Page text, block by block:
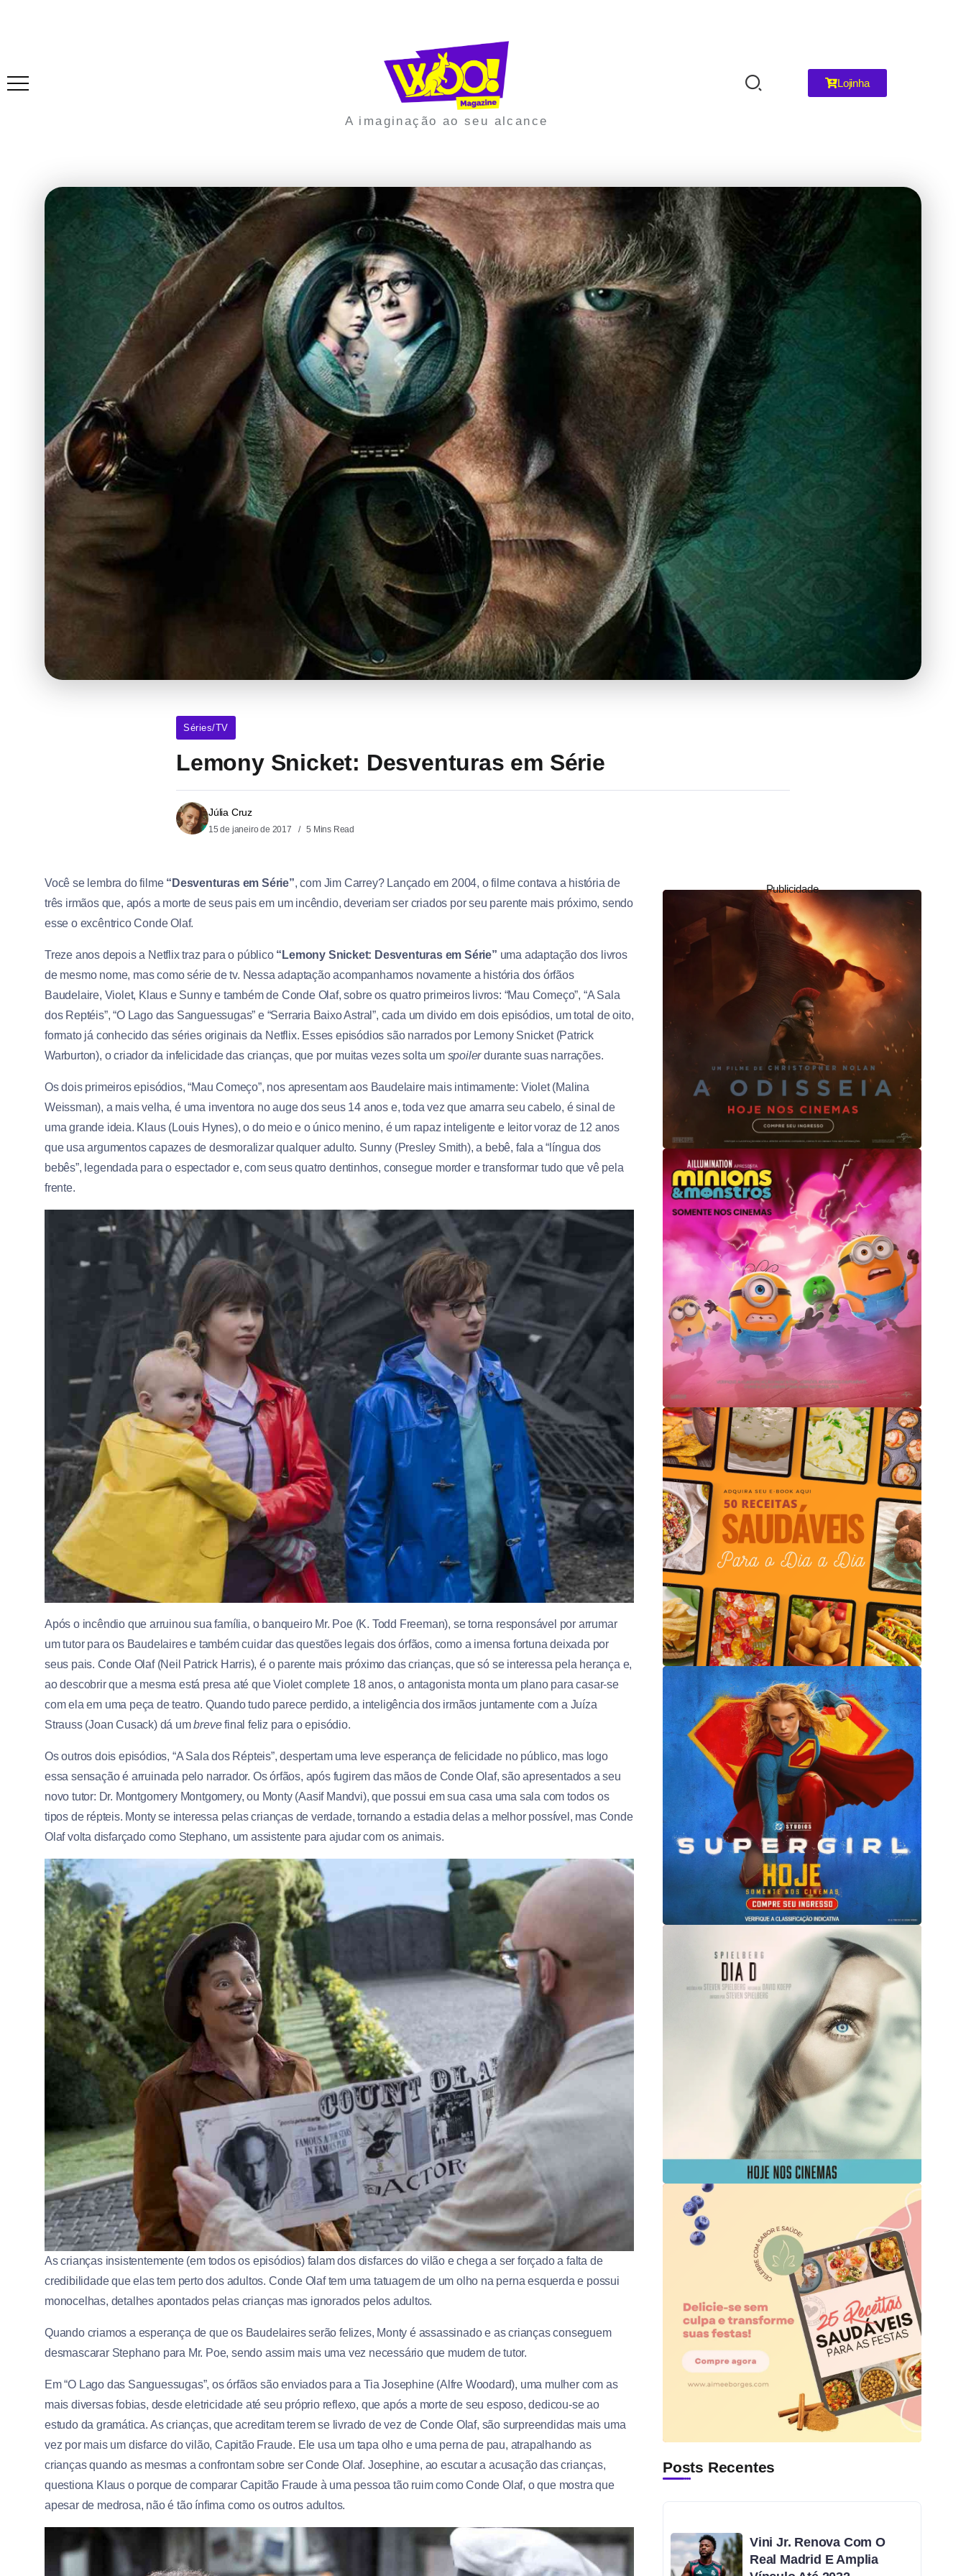
A imaginação ao seu alcance
Lojinha
Séries/TV
Lemony Snicket: Desventuras em Série
Júlia Cruz
15 de janeiro de 2017 5 Mins Read
Você se lembra do filme“Desventuras em Série”, com Jim Carrey? Lançado em 2004, o filme contava a história de
três irmãos que, após a morte de seus pais em um incêndio, deveriam ser criados por seu parente mais próximo, sendo
esse o excêntrico Conde Olaf.
Treze anos depois a Netflix traz para o público “Lemony Snicket: Desventuras em Série” uma adaptação dos livros
de mesmo nome, mas como série de tv. Nessa adaptação acompanhamos novamente a história dos órfãos
Baudelaire, Violet, Klaus e Sunny e também de Conde Olaf, sobre os quatro primeiros livros: “Mau Começo”, “A Sala
dos Reptéis”, “O Lago das Sanguessugas” e “Serraria Baixo Astral”, cada um divido em dois episódios, um total de oito,
formato já conhecido das séries originais da Netflix. Esses episódios são narrados por Lemony Snicket (Patrick
Warburton), o criador da infelicidade das crianças, que por muitas vezes solta umspoilerdurante suas narrações.
Os dois primeiros episódios, “Mau Começo”, nos apresentam aos Baudelaire mais intimamente: Violet (Malina
Weissman), a mais velha, é uma inventora no auge dos seus 14 anos e, toda vez que amarra seu cabelo, é sinal de
uma grande ideia. Klaus (Louis Hynes), o do meio e o único menino, é um rapaz inteligente e leitor voraz de 12 anos
que usa argumentos capazes de desmoralizar qualquer adulto. Sunny (Presley Smith), a bebê, fala a “língua dos
bebês”, legendada para o espectador e, com seus quatro dentinhos, consegue morder e transformar tudo que vê pela
frente.
Após o incêndio que arruinou sua família, o banqueiro Mr. Poe (K. Todd Freeman), se torna responsável por arrumar
um tutor para os Baudelaires e também cuidar das questões legais dos órfãos, como a imensa fortuna deixada por
seus pais. Conde Olaf (Neil Patrick Harris), é o parente mais próximo das crianças, que só se interessa pela herança e,
ao descobrir que a mesma está presa até que Violet complete 18 anos, o antagonista monta um plano para casar-se
com ela em uma peça de teatro. Quando tudo parece perdido, a inteligência dos irmãos juntamente com a Juíza
Strauss (Joan Cusack) dá umbrevefinal feliz para o episódio.
Os outros dois episódios, “A Sala dos Répteis”, despertam uma leve esperança de felicidade no público, mas logo
essa sensação é arruinada pelo narrador. Os órfãos, após fugirem das mãos de Conde Olaf, são apresentados a seu
novo tutor: Dr. Montgomery Montgomery, ou Monty (Aasif Mandvi), que possui em sua casa uma sala com todos os
tipos de répteis. Monty se interessa pelas crianças de verdade, tornando a estadia delas a melhor possível, mas Conde
Olaf volta disfarçado como Stephano, um assistente para ajudar com os animais.
As crianças insistentemente (em todos os episódios) falam dos disfarces do vilão e chega a ser forçado a falta de
credibilidade que elas tem perto dos adultos. Conde Olaf tem uma tatuagem de um olho na perna esquerda e possui
monocelhas, detalhes apontados pelas crianças mas ignorados pelos adultos.
Quando criamos a esperança de que os Baudelaires serão felizes, Monty é assassinado e as crianças conseguem
desmascarar Stephano para Mr. Poe, sendo assim mais uma vez necessário que mudem de tutor.
Em “O Lago das Sanguessugas”, os órfãos são enviados para a Tia Josephine (Alfre Woodard), uma mulher com as
mais diversas fobias, desde eletricidade até seu próprio reflexo, que após a morte de seu esposo, dedicou-se ao
estudo da gramática. As crianças, que acreditam terem se livrado de vez de Conde Olaf, são surpreendidas mais uma
vez por mais um disfarce do vilão, Capitão Fraude. Ele usa um tapa olho e uma perna de pau, atrapalhando as
crianças quando as mesmas a confrontam sobre ser Conde Olaf. Josephine, ao escutar a acusação das crianças,
questiona Klaus o porque de comparar Capitão Fraude à uma pessoa tão ruim como Conde Olaf, o que mostra que
apesar de medrosa, não é tão ínfima como os outros adultos.
Publicidade
Posts Recentes
Vini Jr. Renova Com O
Real Madrid E Amplia